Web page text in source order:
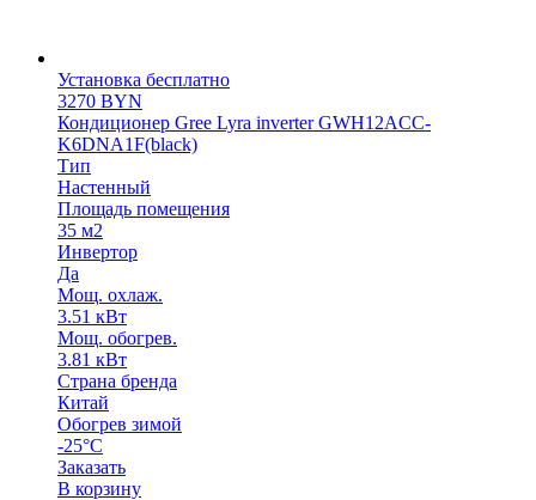
Установка бесплатно
3270 BYN
Кондиционер Gree Lyra inverter GWH12ACC-
K6DNA1F(black)
Тип
Настенный
Площадь помещения
35 м2
Инвертор
Да
Мощ. охлаж.
3.51 кВт
Мощ. обогрев.
3.81 кВт
Страна бренда
Китай
Обогрев зимой
-25°C
Заказать
В корзину